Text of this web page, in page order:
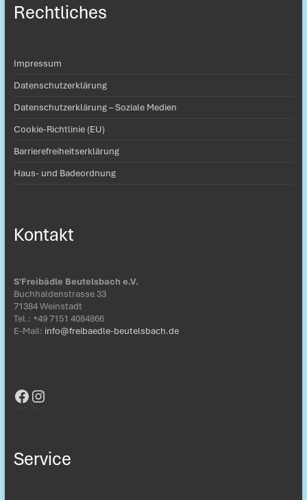
Rechtliches
Impressum
Datenschutzerklärung
Datenschutzerklärung – Soziale Medien
Cookie-Richtlinie (EU)
Barrierefreiheitserklärung
Haus- und Badeordnung
Kontakt
S'Freibädle Beutelsbach e.V.
Buchhaldenstrasse 33
71384 Weinstadt
Tel.: ‭+49 7151 4084866‬
E-Mail: info@freibaedle-beutelsbach.de
Facebook
Instagram
Service